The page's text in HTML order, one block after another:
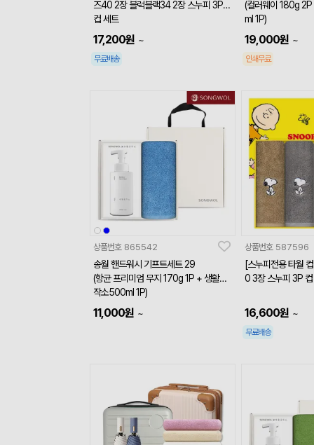
즈40 2장 블럭블랙34 2장 스누피 3P
컵 세트
17,200원 ~
무료배송
(컬러웨이 180g
ml 1P)
19,000원 ~
인쇄무료
상품번호 865542
송월 핸드워시 기프트세트 29
(항균 프리미엄 무지 170g 1P + 생활공
작소500ml 1P)
11,000원 ~
상품번호 587596
[스누피전용 타월
0 3장 스누피 3P 컵
16,600원 ~
무료배송